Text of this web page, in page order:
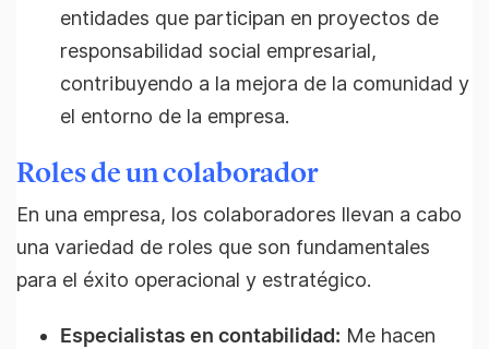
entidades que participan en proyectos de
responsabilidad social empresarial,
contribuyendo a la mejora de la comunidad y
el entorno de la empresa.
Roles de un colaborador
En una empresa, los colaboradores llevan a cabo
una variedad de roles que son fundamentales
para el éxito operacional y estratégico.
Especialistas en contabilidad: Me hacen